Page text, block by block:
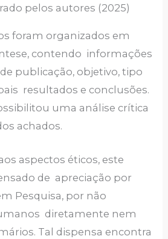
pelos autores (2025)
foram organizados em
contendo informações
publicação, objetivo, tipo
resultados e conclusões.
uma análise crítica
achados.
aspectos éticos, este
de apreciação por
Pesquisa, por não
diretamente nem
Tal dispensa encontra